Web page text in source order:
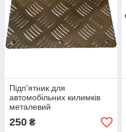
Підп'ятник для
автомобільних килимків
металевий
250 ₴